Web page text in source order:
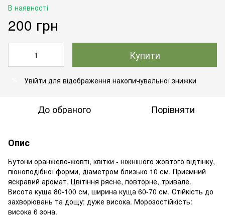
В наявності
200 грн
Купити
Увійти для відображення накопичувальної знижки
До обраного Порівняти
Опис
Бутони оранжево-жовті, квітки - ніжнішого жовтого відтінку,
піоноподібної форми, діаметром близько 10 см. Приємний
яскравий аромат. Цвітіння рясне, повторне, тривале.
Висота куща 80-100 см, ширина куща 60-70 см. Стійкість до
захворювань та дощу: дуже висока. Морозостійкість:
висока 6 зона.